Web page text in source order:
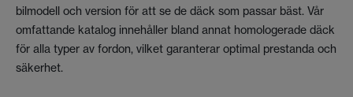
bilmodell och version för att se de däck som passar bäst. Vår
omfattande katalog innehåller bland annat homologerade däck
för alla typer av fordon, vilket garanterar optimal prestanda och
säkerhet.